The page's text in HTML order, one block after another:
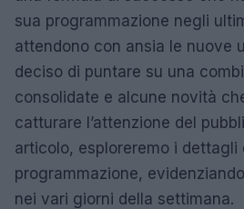
sua programmazione negli
attendono con ansia le nuove
deciso di puntare su una
consolidate e alcune novità
catturare l’attenzione del
articolo, esploreremo i dettagli
programmazione,
nei vari giorni della settimana.